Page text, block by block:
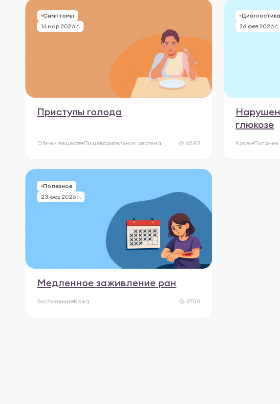
Симптомы
16 мар 2026 г.
Приступы голода
Обмен веществ Пищеварительная система 6890
Диагностика
26 фев 2026 г.
глюкозе
Кровь Питание
Полезное
23 фев 2026 г.
Медленное заживление ран
Воспаление Кожа 9700